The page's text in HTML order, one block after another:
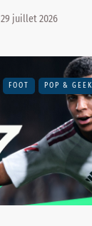
29 juillet 2026
FOOT POP & GEEK